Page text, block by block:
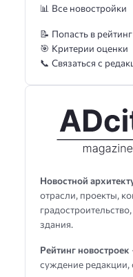
Новостной
отрасли, проекты,
здания.
Рейтинг новостроек
суждение редакции,
📊 Все новостройки
📝 Попасть в рейтинг
🎯 Критерии оценки
📞 Связаться с